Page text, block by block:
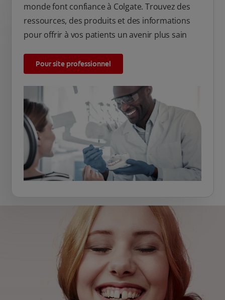
monde font confiance à Colgate. Trouvez des
ressources, des produits et des informations
pour offrir à vos patients un avenir plus sain
Pour site professionnel